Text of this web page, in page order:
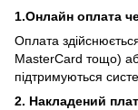
1.Онлайн оплата
Оплата
MasterCard тощо)
підтримуються
2. Накладений